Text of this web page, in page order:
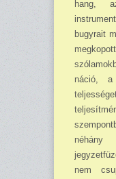
hang,
bugyrait
ná­ció, a
nem